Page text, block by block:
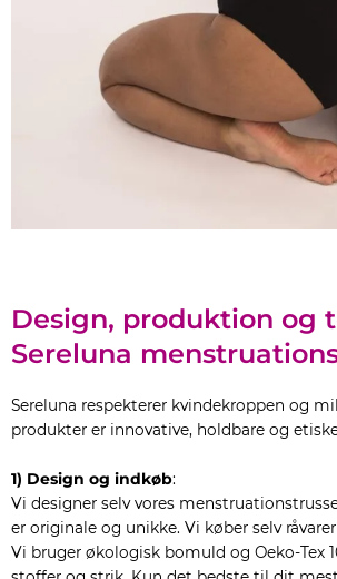
Design, produktion og
Sereluna
Sereluna respekterer kvindekroppen og
produkter er innovative, holdbare og
1) Design og indkøb:
Vi designer selv vores
er originale og unikke. Vi køber selv
Vi bruger økologisk bomuld og Oeko-Tex